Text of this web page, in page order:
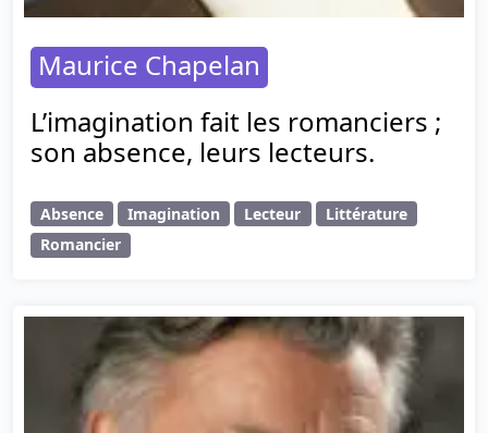
Maurice Chapelan
L’imagination fait les romanciers ;
son absence, leurs lecteurs.
Absence Imagination Lecteur
Littérature
Romancier